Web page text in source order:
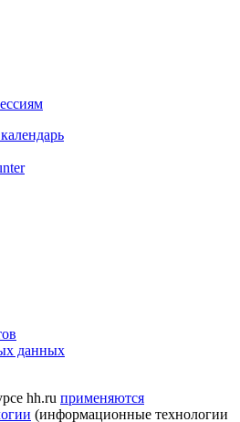
данных
hh.ru применяются
(информационные технологии